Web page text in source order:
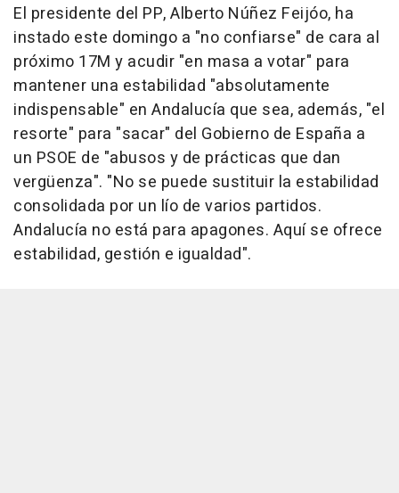
El presidente del PP, Alberto Núñez Feijóo, ha
instado este domingo a "no confiarse" de cara al
próximo 17M y acudir "en masa a votar" para
mantener una estabilidad "absolutamente
indispensable" en Andalucía que sea, además, "el
resorte" para "sacar" del Gobierno de España a
un PSOE de "abusos y de prácticas que dan
vergüenza". "No se puede sustituir la estabilidad
consolidada por un lío de varios partidos.
Andalucía no está para apagones. Aquí se ofrece
estabilidad, gestión e igualdad".